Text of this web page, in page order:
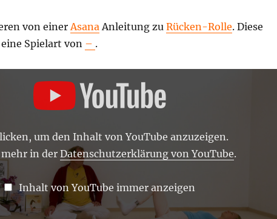
von einer Asana Anleitung zu Rücken-Rolle. Diese
Spielart von – .
um den Inhalt von YouTube anzuzeigen.
in derDatenschutzerklärung von YouTube.
Inhalt von YouTube immer anzeigen